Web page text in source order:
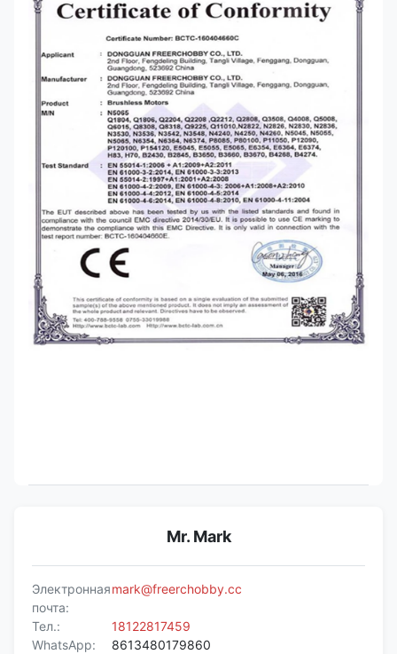
Mr. Mark
Электронная
почта:
mark@freerchobby.cc
Тел.:
18122817459
WhatsApp:
8613480179860